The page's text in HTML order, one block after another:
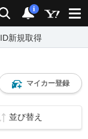
検索 通知
i
ID新規取得
マイカー登録
並び替え